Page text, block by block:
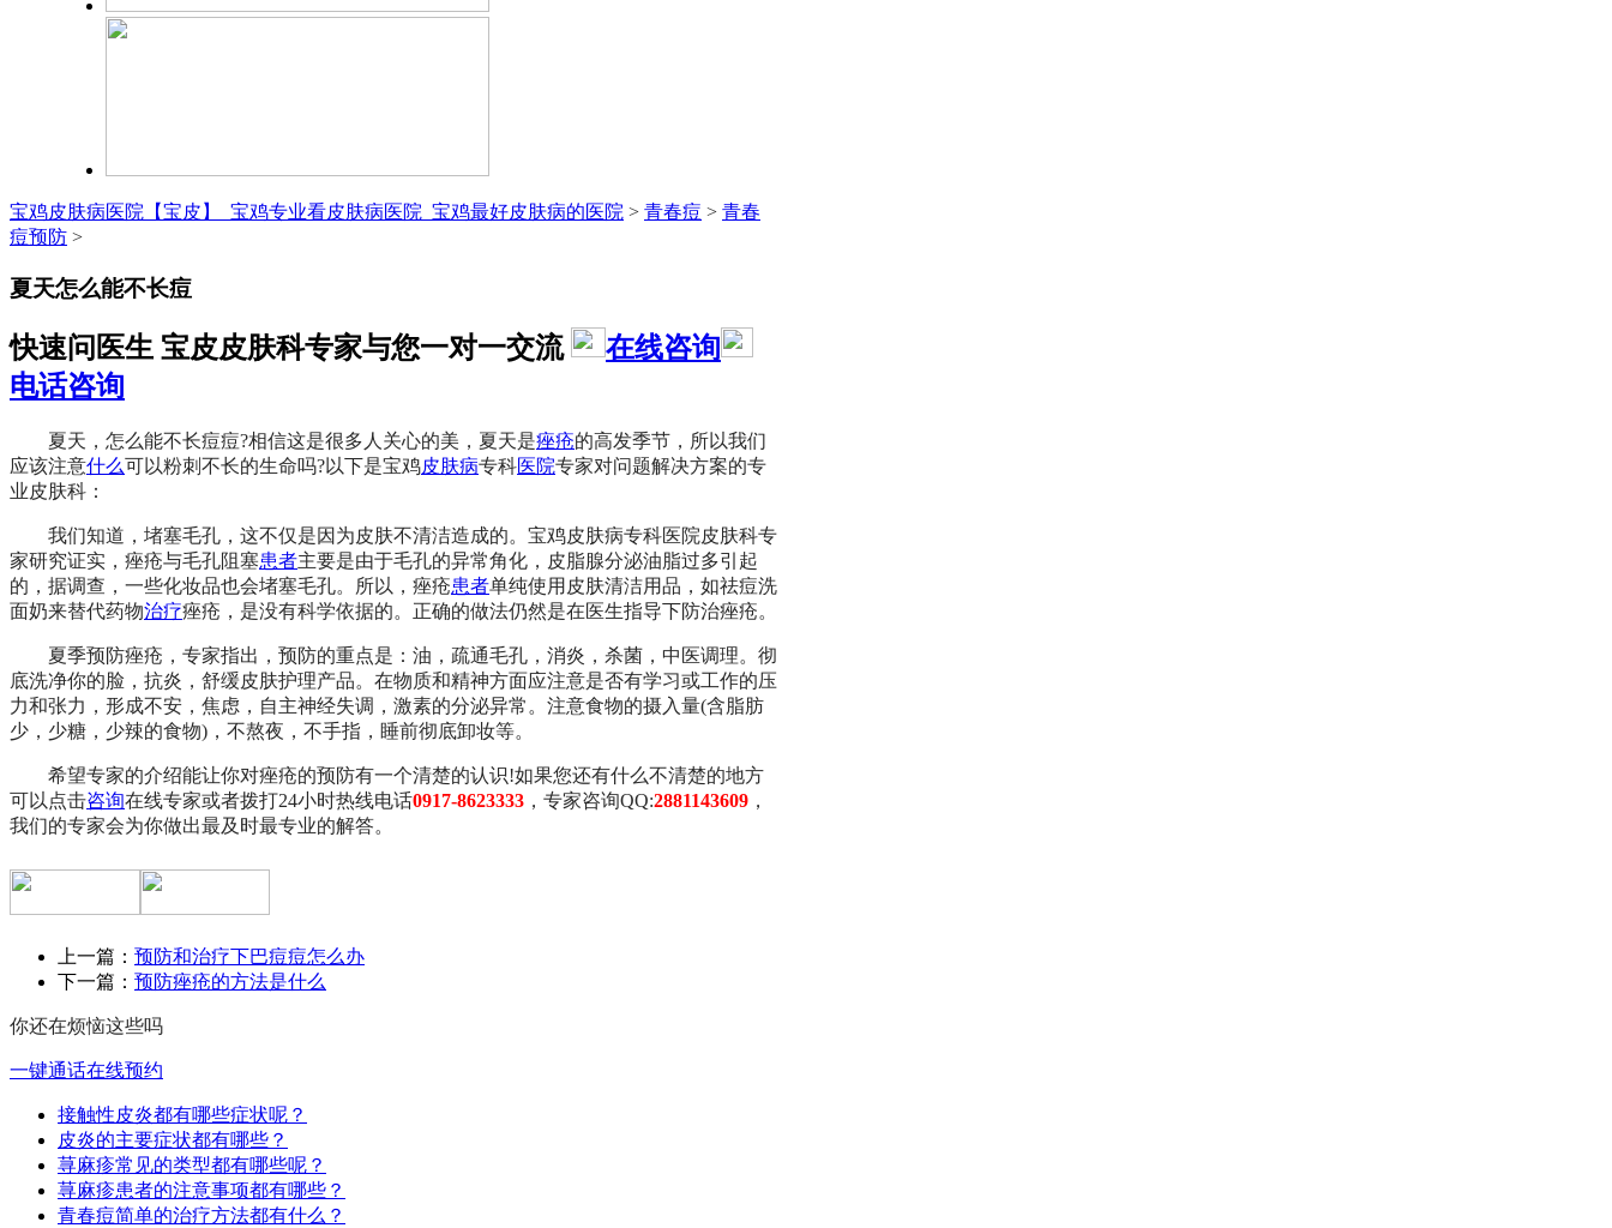
宝鸡皮肤病医院【宝皮】_宝鸡专业看皮肤病医院_宝鸡最好皮肤病的医院 > 青春痘 > 青春
痘预防 >
夏天怎么能不长痘
快速问医生 宝皮皮肤科专家与您一对一交流
在线咨询
电话咨询
夏天，怎么能不长痘痘?相信这是很多人关心的美，夏天是痤疮的高发季节，所以我们
应该注意什么可以粉刺不长的生命吗?以下是宝鸡皮肤病专科医院专家对问题解决方案的专
业皮肤科：
我们知道，堵塞毛孔，这不仅是因为皮肤不清洁造成的。宝鸡皮肤病专科医院皮肤科专
家研究证实，痤疮与毛孔阻塞患者主要是由于毛孔的异常角化，皮脂腺分泌油脂过多引起
的，据调查，一些化妆品也会堵塞毛孔。所以，痤疮患者单纯使用皮肤清洁用品，如祛痘洗
面奶来替代药物治疗痤疮，是没有科学依据的。正确的做法仍然是在医生指导下防治痤疮。
夏季预防痤疮，专家指出，预防的重点是：油，疏通毛孔，消炎，杀菌，中医调理。彻
底洗净你的脸，抗炎，舒缓皮肤护理产品。在物质和精神方面应注意是否有学习或工作的压
力和张力，形成不安，焦虑，自主神经失调，激素的分泌异常。注意食物的摄入量(含脂肪
少，少糖，少辣的食物)，不熬夜，不手指，睡前彻底卸妆等。
希望专家的介绍能让你对痤疮的预防有一个清楚的认识!如果您还有什么不清楚的地方
可以点击咨询在线专家或者拨打24小时热线电话0917-8623333 ，专家咨询QQ:2881143609 ，
我们的专家会为你做出最及时最专业的解答。
上一篇： 预防和治疗下巴痘痘怎么办
下一篇： 预防痤疮的方法是什么
你还在烦恼这些吗
一键通话在线预约
接触性皮炎都有哪些症状呢？
皮炎的主要症状都有哪些？
荨麻疹常见的类型都有哪些呢？
荨麻疹患者的注意事项都有哪些？
青春痘简单的治疗方法都有什么？